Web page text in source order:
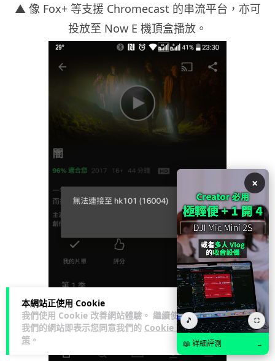
本網站正使用 Cookie
我們使用 Cookie 改善網站體驗。 繼續使用
我們的網站即表示您同意我們的 Cookie 政
策 。
▲ 像 Fox+ 等支援 Chromecast 的串流平台，亦可
投放至 Now E 機頂盒播放。
×
🎵 ⛶
📖 詳細評測 →